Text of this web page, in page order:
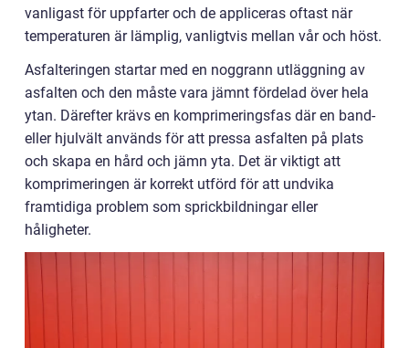
vanligast för uppfarter och de appliceras oftast när
temperaturen är lämplig, vanligtvis mellan vår och höst.
Asfalteringen startar med en noggrann utläggning av
asfalten och den måste vara jämnt fördelad över hela
ytan. Därefter krävs en komprimeringsfas där en band-
eller hjulvält används för att pressa asfalten på plats
och skapa en hård och jämn yta. Det är viktigt att
komprimeringen är korrekt utförd för att undvika
framtidiga problem som sprickbildningar eller
håligheter.